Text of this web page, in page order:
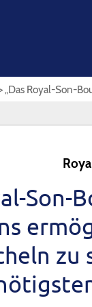
„Das Royal-Son-
Son-
zu